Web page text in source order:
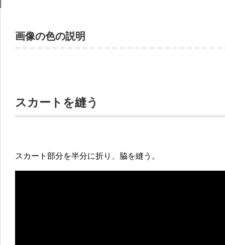
画像の色の説明
スカートを縫う
スカート部分を半分に折り、脇を縫う。